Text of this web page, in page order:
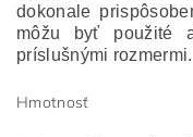
dokonale
môžu byť použité
príslušnými rozmermi.
Hmotnosť